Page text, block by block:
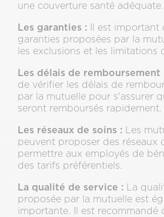
une couverture santé adéquate.
Les garanties : Il est important
garanties proposées par la
les exclusions et les limitations
Les délais de remboursement
de vérifier les délais de
par la mutuelle pour s'assurer
seront remboursés rapidement.
Les réseaux de soins : Les
peuvent proposer des réseaux
permettre aux employés de
des tarifs préférentiels.
La qualité de service : La
proposée par la mutuelle est
importante. Il est recommandé